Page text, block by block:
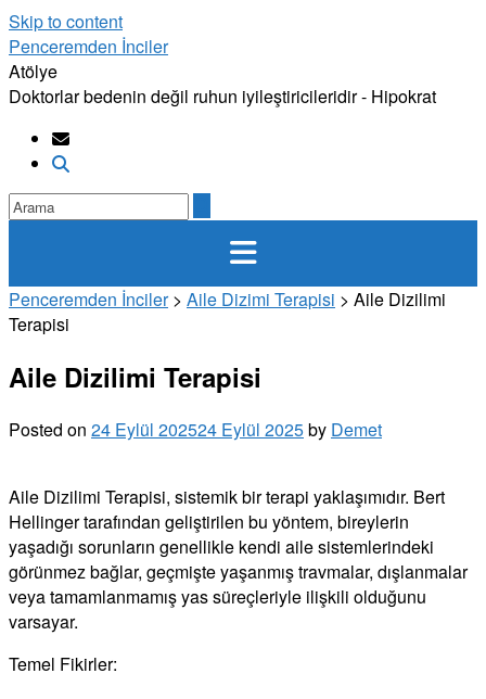
Skip to content
Penceremden İnciler
Atölye
Doktorlar bedenin değil ruhun iyileştiricileridir - Hipokrat
Penceremden İnciler> Aile Dizimi Terapisi > Aile Dizilimi
Terapisi
Aile Dizilimi Terapisi
Posted on 24 Eylül 202524 Eylül 2025by Demet
Aile Dizilimi Terapisi, sistemik bir terapi yaklaşımıdır. Bert
Hellinger tarafından geliştirilen bu yöntem, bireylerin
yaşadığı sorunların genellikle kendi aile sistemlerindeki
görünmez bağlar, geçmişte yaşanmış travmalar, dışlanmalar
veya tamamlanmamış yas süreçleriyle ilişkili olduğunu
varsayar.
Temel Fikirler: